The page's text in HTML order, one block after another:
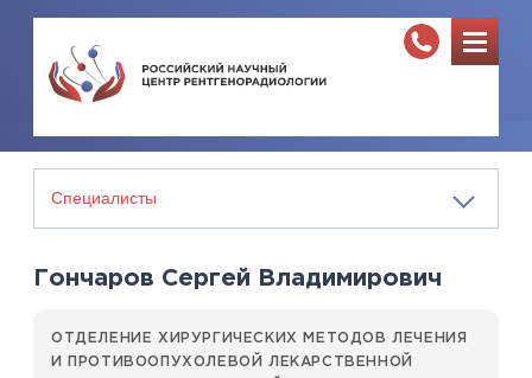
Гончаров Сергей Владимирович
ОТДЕЛЕНИЕ ХИРУРГИЧЕСКИХ МЕТОДОВ ЛЕЧЕНИЯ
И ПРОТИВООПУХОЛЕВОЙ ЛЕКАРСТВЕННОЙ